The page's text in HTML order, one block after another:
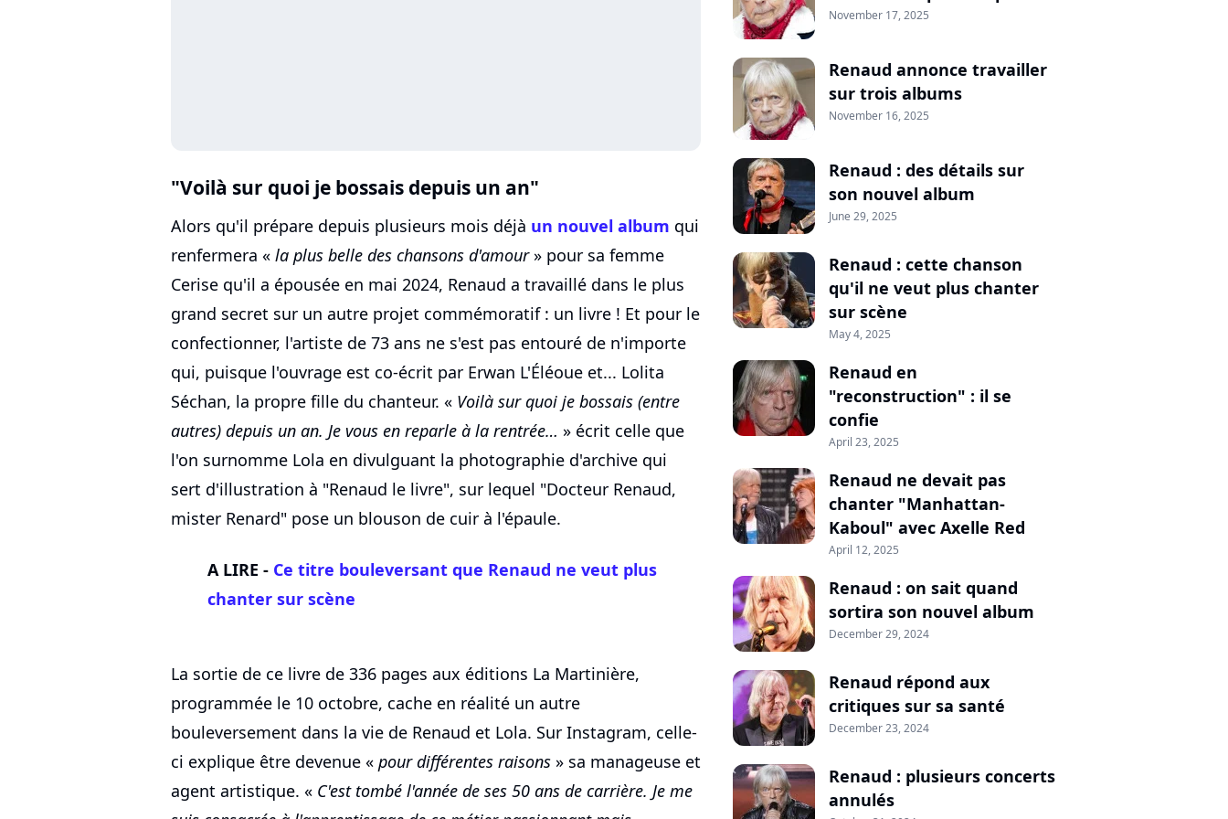
"Voilà sur quoi je bossais depuis un an"
Alors qu'il prépare depuis plusieurs mois déjà un nouvel album qui
renfermera « la plus belle des chansons d'amour» pour sa femme
Cerise qu'il a épousée en mai 2024, Renaud a travaillé dans le plus
grand secret sur un autre projet commémoratif : un livre ! Et pour le
confectionner, l'artiste de 73 ans ne s'est pas entouré de n'importe
qui, puisque l'ouvrage est co-écrit par Erwan L'Éléoue et... Lolita
Séchan, la propre fille du chanteur. « Voilà sur quoi je bossais (entre
autres) depuis un an. Je vous en reparle à la rentrée… » écrit celle que
l'on surnomme Lola en divulguant la photographie d'archive qui
sert d'illustration à "Renaud le livre", sur lequel "Docteur Renaud,
mister Renard" pose un blouson de cuir à l'épaule.
A LIRE - Ce titre bouleversant que Renaud ne veut plus
chanter sur scène
La sortie de ce livre de 336 pages aux éditions La Martinière,
programmée le 10 octobre, cache en réalité un autre
bouleversement dans la vie de Renaud et Lola. Sur Instagram, celle-
ci explique être devenue « pour différentes raisons » sa manageuse et
agent artistique. « C'est tombé l'année de ses 50 ans de carrière. Je me
November 17, 2025
Renaud annonce travailler
sur trois albums
November 16, 2025
Renaud : des détails sur
son nouvel album
June 29, 2025
Renaud : cette chanson
qu'il ne veut plus chanter
sur scène
May 4, 2025
Renaud en
"reconstruction" : il se
confie
April 23, 2025
Renaud ne devait pas
chanter "Manhattan-
Kaboul" avec Axelle Red
April 12, 2025
Renaud : on sait quand
sortira son nouvel album
December 29, 2024
Renaud répond aux
critiques sur sa santé
December 23, 2024
Renaud : plusieurs concerts
annulés